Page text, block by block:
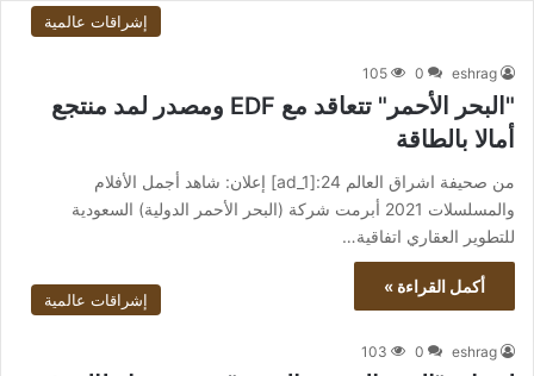
إشراقات عالمية
eshrag
0
105
"البحر الأحمر" تتعاقد مع EDF ومصدر لمد منتجع
أمالا بالطاقة
من صحيفة اشراق العالم 24:[ad_1] إعلان: شاهد أجمل الأفلام
والمسلسلات 2021 أبرمت شركة (البحر الأحمر الدولية) السعودية
للتطوير العقاري اتفاقية…
أكمل القراءة »
إشراقات عالمية
eshrag
0
103